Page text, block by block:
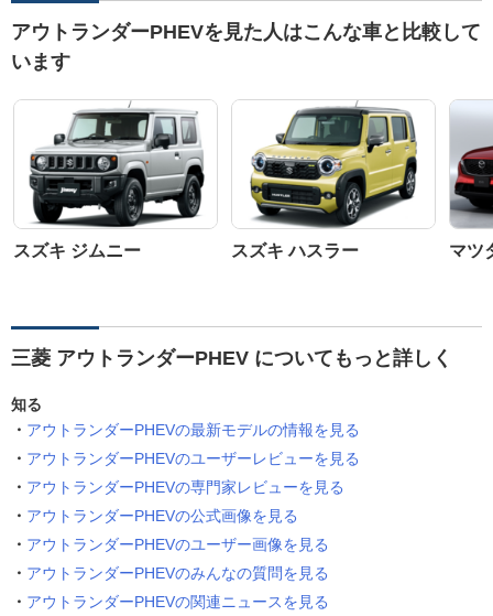
アウトランダーPHEVを見た人はこんな車と比較して
います
スズキ ジムニー スズキ ハスラー マツ
三菱 アウトランダーPHEV についてもっと詳しく
知る
アウトランダーPHEVの最新モデルの情報を見る
アウトランダーPHEVのユーザーレビューを見る
アウトランダーPHEVの専門家レビューを見る
アウトランダーPHEVの公式画像を見る
アウトランダーPHEVのユーザー画像を見る
アウトランダーPHEVのみんなの質問を見る
アウトランダーPHEVの関連ニュースを見る